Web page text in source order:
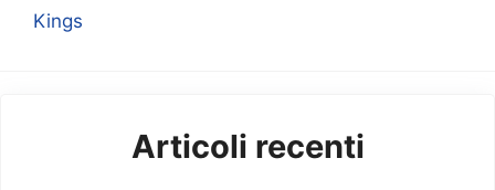
Kings
Articoli recenti